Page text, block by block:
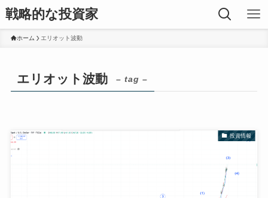
戦略的な投資家
ホーム エリオット波動
エリオット波動 – tag –
投資情報